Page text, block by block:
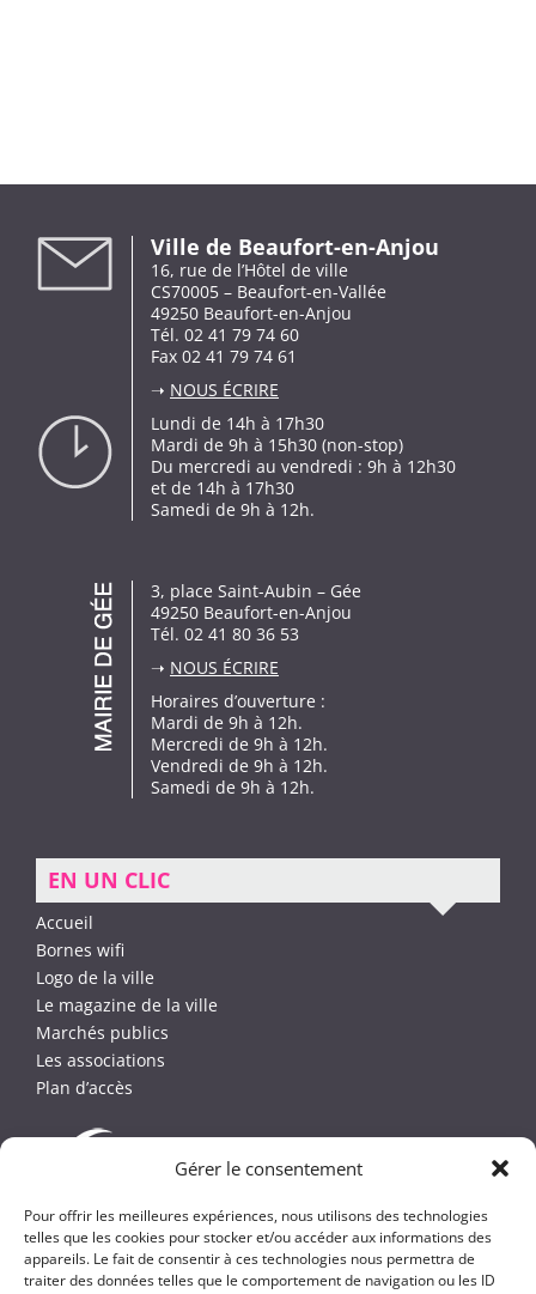
Gérer le consentement
Pour offrir les meilleures expériences, nous utilisons des technologies
telles que les cookies pour stocker et/ou accéder aux informations des
appareils. Le fait de consentir à ces technologies nous permettra de
traiter des données telles que le comportement de navigation ou les ID
Ville de Beaufort-en-Anjou
16, rue de l’Hôtel de ville
CS70005 – Beaufort-en-Vallée
49250 Beaufort-en-Anjou
Tél. 02 41 79 74 60
Fax 02 41 79 74 61
➝ NOUS ÉCRIRE
Lundi de 14h à 17h30
Mardi de 9h à 15h30 (non-stop)
Du mercredi au vendredi : 9h à 12h30
et de 14h à 17h30
Samedi de 9h à 12h.
3, place Saint-Aubin – Gée
49250 Beaufort-en-Anjou
Tél. 02 41 80 36 53
➝ NOUS ÉCRIRE
Horaires d’ouverture :
Mardi de 9h à 12h.
Mercredi de 9h à 12h.
Vendredi de 9h à 12h.
Samedi de 9h à 12h.
EN UN CLIC
Accueil
Bornes wifi
Logo de la ville
Le magazine de la ville
Marchés publics
Les associations
Plan d’accès